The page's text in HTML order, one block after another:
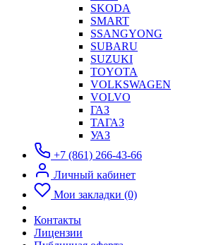
SKODA
SMART
SSANGYONG
SUBARU
SUZUKI
TOYOTA
VOLKSWAGEN
VOLVO
ГАЗ
ТАГАЗ
УАЗ
+7 (861) 266-43-66
Личный кабинет
Мои закладки (0)
Контакты
Лицензии